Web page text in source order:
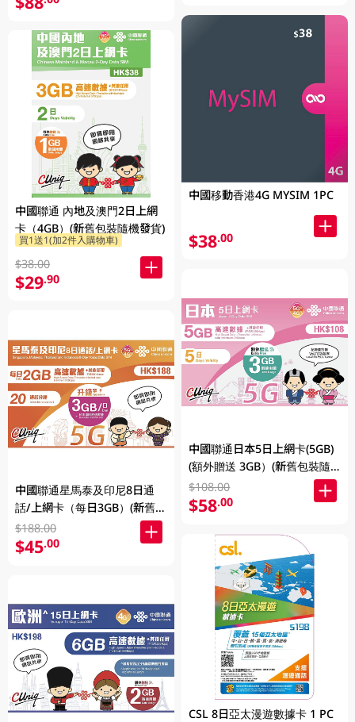
中國聯通 內地及澳門2日上網
卡（4GB）(新舊包裝隨機發貨)
買1送1(加2件入購物車)
$38.00
$29.90
中國聯通星馬泰及印尼8日通
話/上網卡（每日3GB）(新舊包
裝隨機發貨)1PC
$188.00
$45.00
中國移動香港4G MYSIM 1PC
$38.00
中國聯通日本5日上網卡(5GB)
(額外贈送 3GB）(新舊包裝隨
機發貨) 1PC
$108.00
$58.00
CSL 8日亞太漫遊數據卡 1 PC